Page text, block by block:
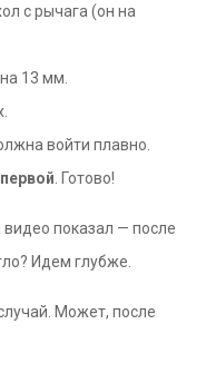
с рычага (он на
13 мм.
войти плавно.
. Готово!
видео показал — после
Идем глубже.
Может, после